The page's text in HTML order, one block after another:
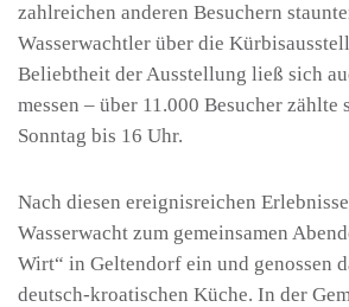
zahlreichen anderen Besuchern
Wasserwachtler über die
Beliebtheit der Ausstellung ließ sich
messen – über 11.000 Besucher zählte
Sonntag bis 16 Uhr.
Nach diesen ereignisreichen
Wasserwacht zum gemeinsamen
Wirt“ in Geltendorf ein und genossen
deutsch-kroatischen Küche. In der